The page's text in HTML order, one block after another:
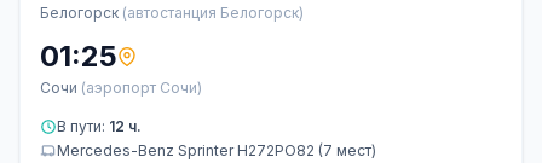
Белогорск (автостанция Белогорск)
01:25
Сочи (аэропорт Сочи)
В пути: 12 ч.
Mercedes-Benz Sprinter Н272РО82 (7 мест)